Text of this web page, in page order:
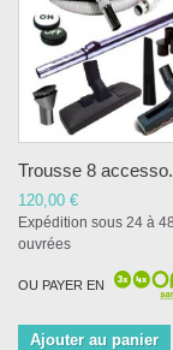
Trousse 8
120,00 €
Expédition sous 24 à
ouvrées
OU PAYER EN
Ajouter au panier